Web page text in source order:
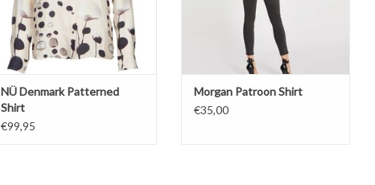
NÜ Denmark Patterned
Shirt
€99,95
Morgan Patroon Shirt
€35,00